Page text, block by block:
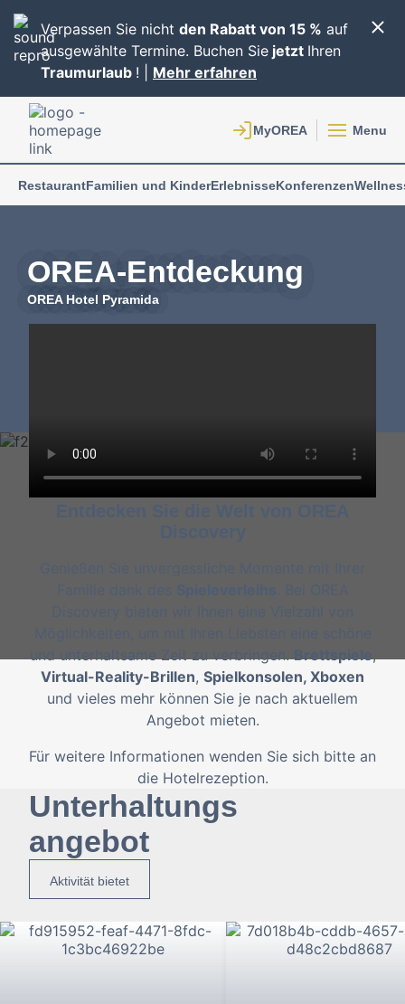
Verpassen Sie nicht den Rabatt von 15 % auf
ausgewählte Termine. Buchen Sie jetzt Ihren
Traumurlaub ! | Mehr erfahren
Menu
RestaurantFamilien und KinderErlebnisseKonferenzen
OREA-Entdeckung
OREA Hotel Pyramida
und unterhaltsame Zeit zu verbringen.Brettspiele,
Virtual-Reality-Brillen, Spielkonsolen, Xboxen
und vieles mehr können Sie je nach aktuellem
Angebot mieten.
Für weitere Informationen wenden Sie sich bitte an
die Hotelrezeption.
Unterhaltungs
angebot
Aktivität bietet